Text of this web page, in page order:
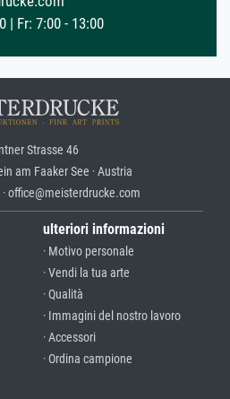
| Fr: 7:00 - 13:00
Strasse 46
am Faaker See · Austria
office@meisterdrucke.com
ulteriori informazioni
· Motivo personale
· Vendi la tua arte
· Qualità
· Immagini del nostro lavoro
· Accessori
· Ordina campione